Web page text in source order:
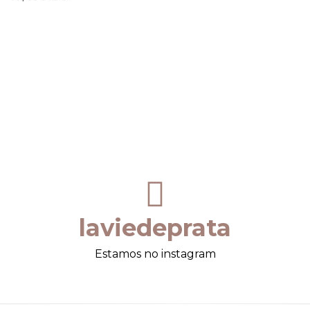
laviedeprata
Estamos no instagram